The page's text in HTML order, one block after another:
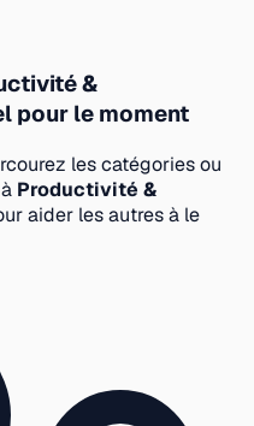
&
pour le moment
les catégories ou
Productivité &
aider les autres à le